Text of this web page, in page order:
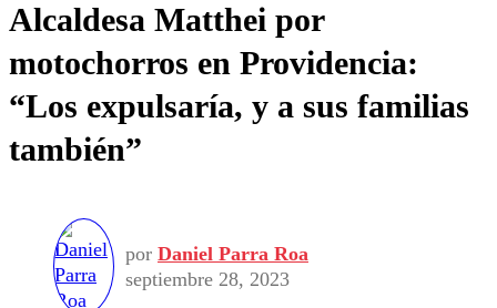
Frecuencias
Agricultura TV
Deportes
Colo Colo
Motor
Torneo Nacional
Universidad Católica
Entretención
Noticias
Nacional
Política
Programas
Comercial
Alcaldesa Matthei por
motochorros en Providencia:
“Los expulsaría, y a sus familias
también”
por Daniel Parra Roa
septiembre 28, 2023